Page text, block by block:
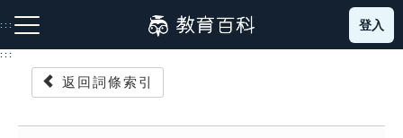
到
主
::: 登入
:::
返回詞條索引